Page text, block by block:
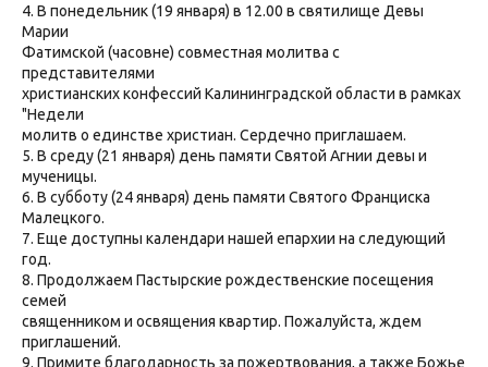
4. В понедельник (19 января) в 12.00 в святилище Девы
Марии
Фатимской (часовне) совместная молитва с
представителями
христианских конфессий Калининградской области в рамках
"Недели
молитв о единстве христиан. Сердечно приглашаем.
5. В среду (21 января) день памяти Святой Агнии девы и
мученицы.
6. В субботу (24 января) день памяти Святого Франциска
Малецкого.
7. Еще доступны календари нашей епархии на следующий
год.
8. Продолжаем Пастырские рождественские посещения
семей
священником и освящения квартир. Пожалуйста, ждем
приглашений.
9. Примите благодарность за пожертвования, а также Божье